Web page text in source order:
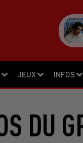
JEUX INFOS
DU